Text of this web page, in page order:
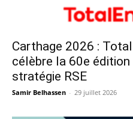
Carthage 2026 :
célèbre la 60e
stratégie RSE
Samir Belhassen - 29 juillet 2026